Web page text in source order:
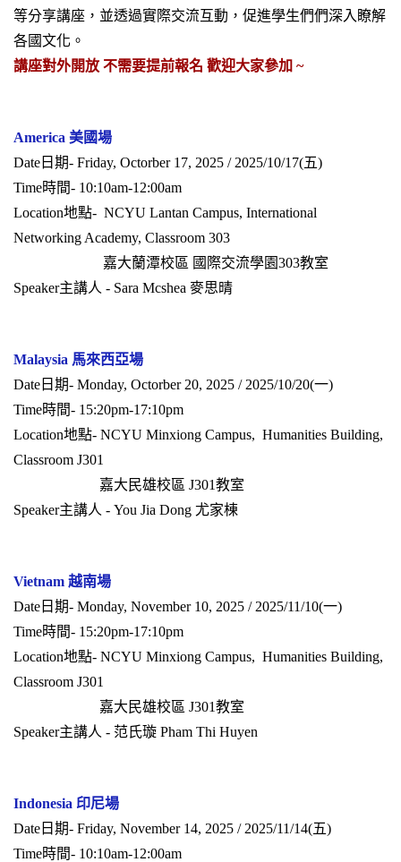
等分享講座，並透過實際交流互動，促進學生們們深入瞭解
各國文化。
講座對外開放 不需要提前報名 歡迎大家參加 ~
America 美國場
Date日期- Friday, Octorber 17, 2025 / 2025/10/17(五)
Time時間- 10:10am-12:00am
Location地點- NCYU Lantan Campus, International
Networking Academy, Classroom 303
嘉大蘭潭校區 國際交流學園303教室
Speaker主講人 - Sara Mcshea 麥思晴
Malaysia 馬來西亞場
Date日期- Monday, Octorber 20, 2025 / 2025/10/20(一)
Time時間- 15:20pm-17:10pm
Location地點- NCYU Minxiong Campus, Humanities Building,
Classroom J301
嘉大民雄校區 J301教室
Speaker主講人 - You Jia Dong 尤家棟
Vietnam 越南場
Date日期- Monday, November 10, 2025 / 2025/11/10(一)
Time時間- 15:20pm-17:10pm
Location地點- NCYU Minxiong Campus, Humanities Building,
Classroom J301
嘉大民雄校區 J301教室
Speaker主講人 - 范氏璇 Pham Thi Huyen
Indonesia 印尼場
Date日期- Friday, November 14, 2025 / 2025/11/14(五)
Time時間- 10:10am-12:00am